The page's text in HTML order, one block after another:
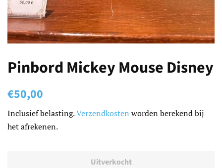
Pinbord Mickey Mouse Disney
Normale
€50,00
Inclusief belasting.Verzendkosten worden berekend bij
het afrekenen.
Uitverkocht